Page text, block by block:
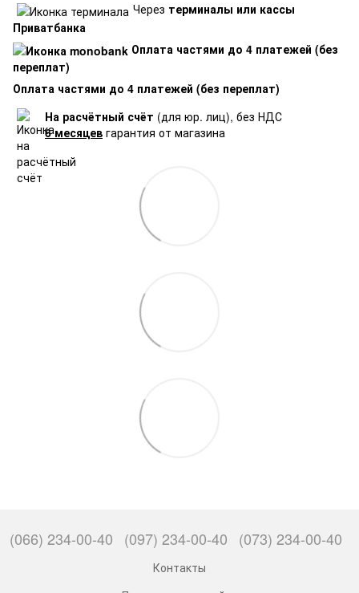
Через терминалы или кассы
Приватбанка
Оплата частями до 4 платежей (без
переплат)
Оплата частями до 4 платежей (без переплат)
На расчётный счёт (для юр. лиц), без НДС
6 месяцев гарантия от магазина
(066) 234-00-40 (097) 234-00-40 (073) 234-00-40
Контакты